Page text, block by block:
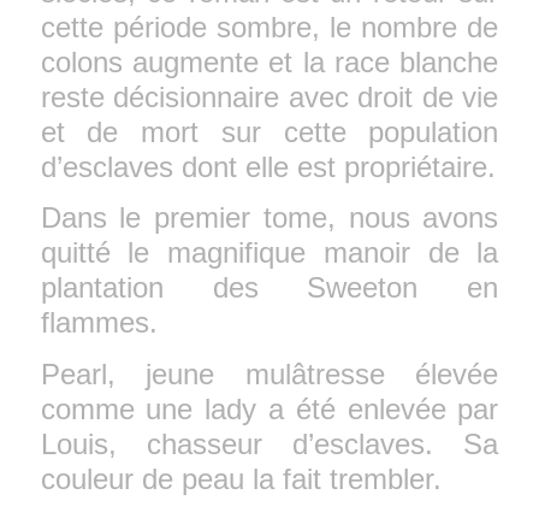
cette période sombre, le nombre de
colons augmente et la race blanche
reste décisionnaire avec droit de vie
et de mort sur cette population
d’esclaves dont elle est propriétaire.
Dans le premier tome, nous avons
quitté le magnifique manoir de la
plantation des Sweeton en
flammes.
Pearl, jeune mulâtresse élevée
comme une lady a été enlevée par
Louis, chasseur d’esclaves. Sa
couleur de peau la fait trembler.